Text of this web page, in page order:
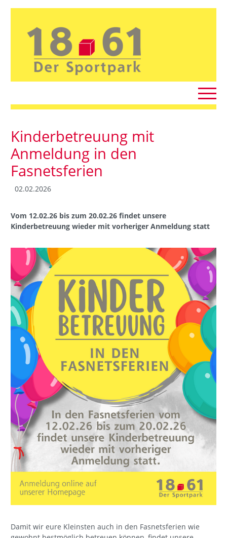
Kinderbetreuung mit
Anmeldung in den
Fasnetsferien
02.02.2026
Vom 12.02.26 bis zum 20.02.26 findet unsere
Kinderbetreuung wieder mit vorheriger Anmeldung statt
Damit wir eure Kleinsten auch in den Fasnetsferien wie